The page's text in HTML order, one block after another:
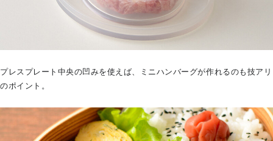
プレスプレート中央の凹みを使えば、ミニハンバーグが作れるのも技アリ
のポイント。